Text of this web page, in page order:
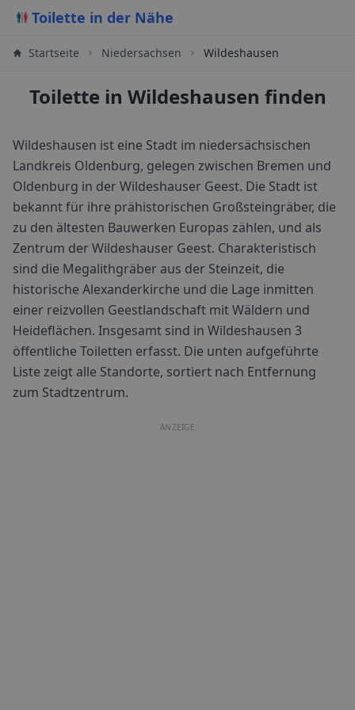
Toilette in der Nähe
Startseite Niedersachsen Wildeshausen
Toilette in Wildeshausen finden
Wildeshausen ist eine Stadt im niedersächsischen
Landkreis Oldenburg, gelegen zwischen Bremen und
Oldenburg in der Wildeshauser Geest. Die Stadt ist
bekannt für ihre prähistorischen Großsteingräber, die
zu den ältesten Bauwerken Europas zählen, und als
Zentrum der Wildeshauser Geest. Charakteristisch
sind die Megalithgräber aus der Steinzeit, die
historische Alexanderkirche und die Lage inmitten
einer reizvollen Geestlandschaft mit Wäldern und
Heideflächen. Insgesamt sind in Wildeshausen 3
öffentliche Toiletten erfasst. Die unten aufgeführte
Liste zeigt alle Standorte, sortiert nach Entfernung
zum Stadtzentrum.
ANZEIGE